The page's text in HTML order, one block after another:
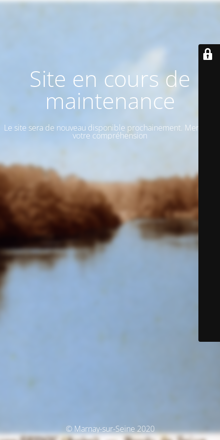
Site en cours de
maintenance
Le site sera de nouveau disponible prochainement. Merci de
votre compréhension
© Marnay-sur-Seine 2020